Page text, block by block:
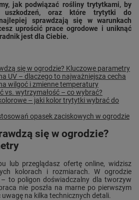
jak podwiązać rośliny trytytkami, by
oraz które trytytki do
sprawdzają się w warunkach
uprościć prace ogrodowe i uniknąć
jest dla Ciebie.
się w ogrodzie? Kluczowe parametry
UV – dlaczego to najważniejsza cecha
wilgoć i zmienne temperatury
vs. wytrzymałość – co wybrać?
– jaki kolor trytytki wybrać do
opasek zaciskowych w ogrodzie
się w ogrodzie?
lub przeglądasz ofertę online, widzisz
kolorach i rozmiarach. W ogrodzie
to poligon doświadczalny dla tworzyw
nie poszła na marne po pierwszym
na kilka technicznych detali.